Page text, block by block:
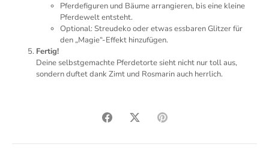
Pferdefiguren und Bäume arrangieren, bis eine kleine
Pferdewelt entsteht.
Optional: Streudeko oder etwas essbaren Glitzer für
den „Magie“-Effekt hinzufügen.
Fertig!
Deine selbstgemachte Pferdetorte sieht nicht nur toll aus,
sondern duftet dank Zimt und Rosmarin auch herrlich.
Teilen TwitternPinnen